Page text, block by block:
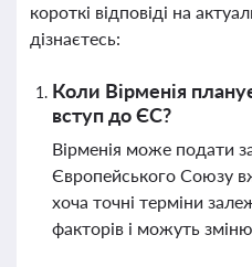
короткі відповіді на
дізнаєтесь:
Коли Вірменія
вступ до ЄС?
Вірменія може подати
Європейського Союзу
хоча точні терміни
факторів і можуть